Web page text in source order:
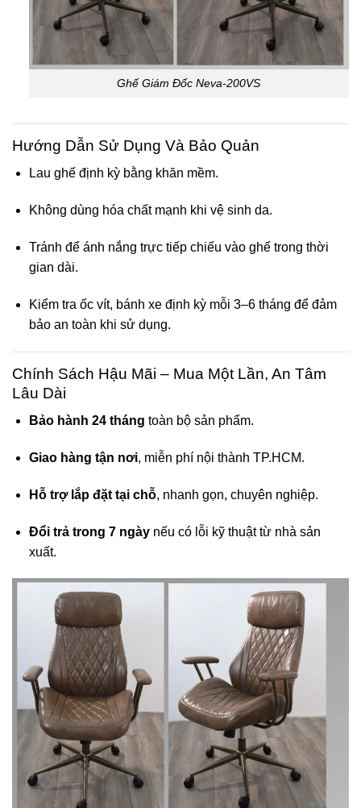
Ghế Giám Đốc Neva-200VS
Hướng Dẫn Sử Dụng Và Bảo Quản
Lau ghế định kỳ bằng khăn mềm.
Không dùng hóa chất mạnh khi vệ sinh da.
Tránh để ánh nắng trực tiếp chiếu vào ghế trong thời
gian dài.
Kiểm tra ốc vít, bánh xe định kỳ mỗi 3–6 tháng để đảm
bảo an toàn khi sử dụng.
Chính Sách Hậu Mãi – Mua Một Lần, An Tâm
Lâu Dài
Bảo hành 24 tháng toàn bộ sản phẩm.
Giao hàng tận nơi, miễn phí nội thành TP.HCM.
Hỗ trợ lắp đặt tại chỗ, nhanh gọn, chuyên nghiệp.
Đổi trả trong 7 ngàynếu có lỗi kỹ thuật từ nhà sản
xuất.